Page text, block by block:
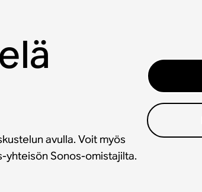
avulla. Voit myös
yhteisön Sonos-omistajilta.